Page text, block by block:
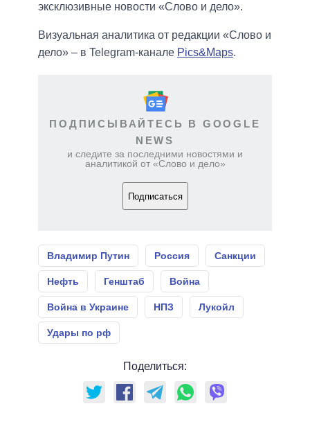
эксклюзивные новости «Слово и дело».
Визуальная аналитика от редакции «Слово и
дело» – в Telegram-канале Pics&Maps.
ПОДПИСЫВАЙТЕСЬ В GOOGLE
NEWS
и следите за последними новостями и
аналитикой от «Слово и дело»
Подписаться
Владимир Путин Россия Санкции
Нефть Генштаб Война
Война в Украине НПЗ Лукойл
Удары по рф
Поделиться: